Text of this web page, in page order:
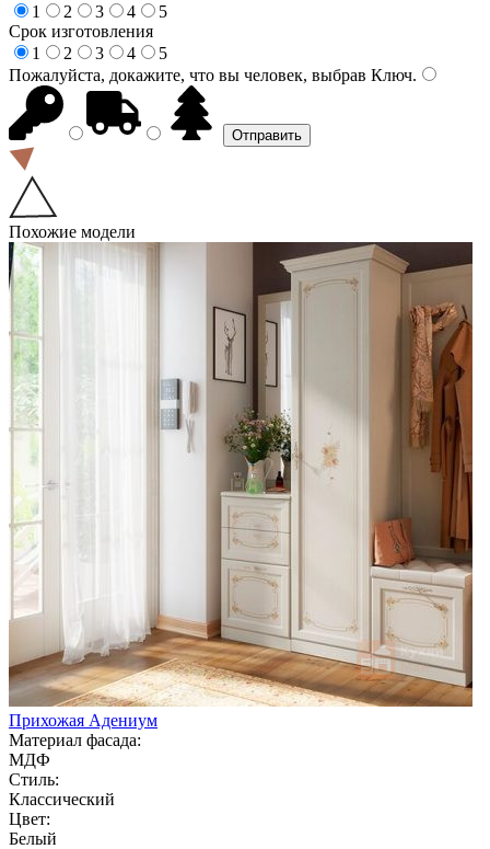
1
2 3 4
5
Срок изготовления
1
2 3 4
5
Пожалуйста, докажите, что вы человек, выбрав Ключ.
Похожие модели
Прихожая Адениум
Материал фасада:
МДФ
Стиль:
Классический
Цвет:
Белый